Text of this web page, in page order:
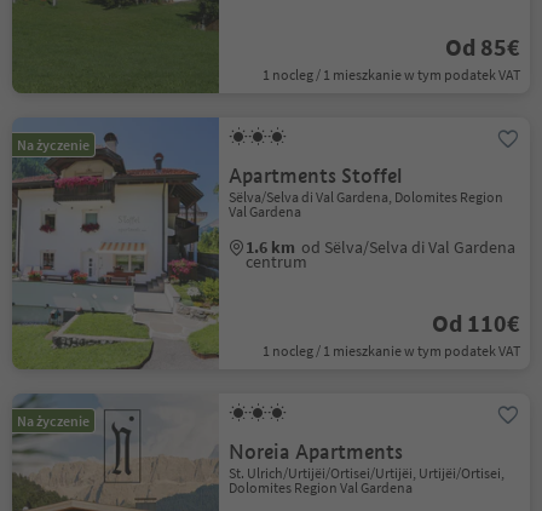
Od 85€
1 nocleg / 1 mieszkanie w tym podatek VAT
Na życzenie
Apartments Stoffel
Sëlva/Selva di Val Gardena, Dolomites Region
Val Gardena
1.6 km od Sëlva/Selva di Val Gardena
centrum
Od 110€
1 nocleg / 1 mieszkanie w tym podatek VAT
Na życzenie
Noreia Apartments
St. Ulrich/Urtijëi/Ortisei/Urtijëi, Urtijëi/Ortisei,
Dolomites Region Val Gardena